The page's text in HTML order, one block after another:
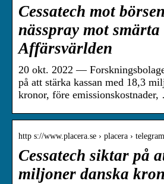
Cessatech mot
nässpray mot smärta
Affärsvärlden
20 okt. 2022 —
på att stärka kassan med 18,3
kronor, före
http s://www.placera.se › placera ›
Cessatech siktar på
miljoner danska